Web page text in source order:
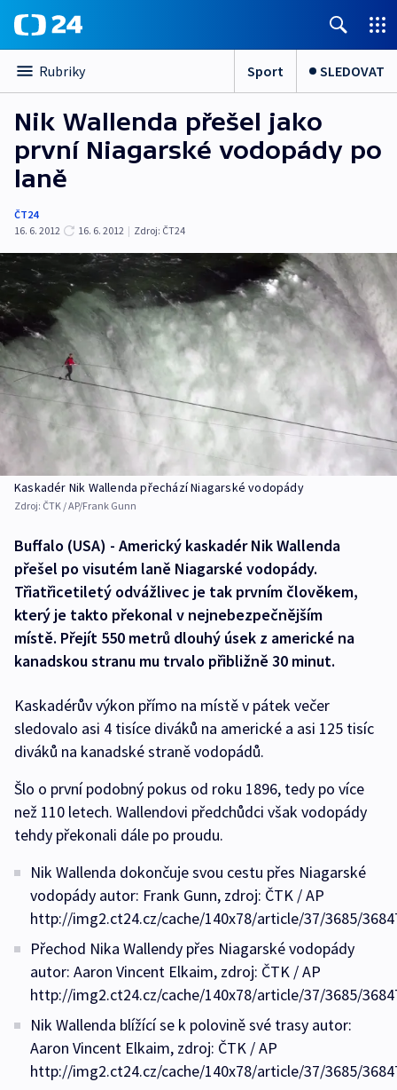
Rubriky Sport SLEDOVAT
Nik Wallenda přešel jako
první Niagarské vodopády po
laně
ČT24
16. 6. 2012
16. 6. 2012 | Zdroj: ČT24
Kaskadér Nik Wallenda přechází Niagarské vodopády
Zdroj: ČTK / AP/Frank Gunn
Buffalo (USA) - Americký kaskadér Nik Wallenda
přešel po visutém laně Niagarské vodopády.
Třiatřicetiletý odvážlivec je tak prvním člověkem,
který je takto překonal v nejnebezpečnějším
místě. Přejít 550 metrů dlouhý úsek z americké na
kanadskou stranu mu trvalo přibližně 30 minut.
Kaskadérův výkon přímo na místě v pátek večer
sledovalo asi 4 tisíce diváků na americké a asi 125 tisíc
diváků na kanadské straně vodopádů.
Šlo o první podobný pokus od roku 1896, tedy po více
než 110 letech. Wallendovi předchůdci však vodopády
tehdy překonali dále po proudu.
Nik Wallenda dokončuje svou cestu přes Niagarské
vodopády autor: Frank Gunn, zdroj: ČTK / AP
http://img2.ct24.cz/cache/140x78/article/37/3685/
Přechod Nika Wallendy přes Niagarské vodopády
autor: Aaron Vincent Elkaim, zdroj: ČTK / AP
http://img2.ct24.cz/cache/140x78/article/37/3685/
Nik Wallenda blížící se k polovině své trasy autor:
Aaron Vincent Elkaim, zdroj: ČTK / AP
http://img2.ct24.cz/cache/140x78/article/37/3685/